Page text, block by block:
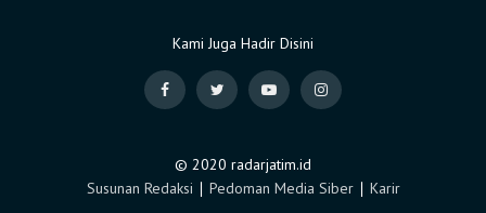
Kami Juga Hadir Disini
© 2020 radarjatim.id
Susunan Redaksi ∣ Pedoman Media Siber∣ Karir